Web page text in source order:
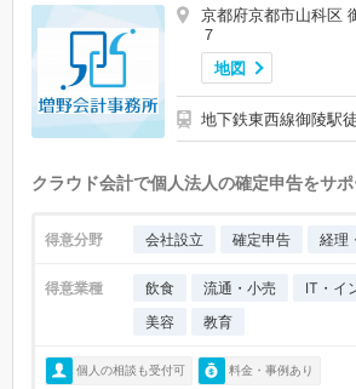
京都府京都市山科区
７
地図
地下鉄東西線御陵駅
クラウド会計で個人法人の確定申告をサ
得意分野 会社設立 確定申告 経理
得意業種 飲食 流通・小売
IT・イ
美容
教育
個人の相談も受付可 料金・事例あり